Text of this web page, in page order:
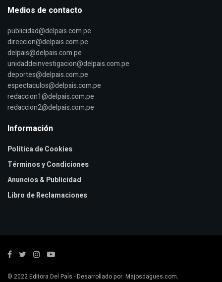
Medios de contacto
publicidad@delpais.com.pe
direccion@delpais.com.pe
delpais@delpais.com.pe
unidaddeinvestigacion@delpais.com.pe
deportes@delpais.com.pe
espectaculos@delpais.com.pe
redaccion1@delpais.com.pe
redaccion2@delpais.com.pe
Información
Política de Cookies
Términos y Condiciones
Anuncios & Publicidad
Libro de Reclamaciones
© 2022Editora Del País - Desarrollado por: Majosdagues.com.